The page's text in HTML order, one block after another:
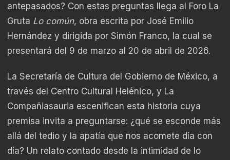
antepasados? Con estas preguntas llega al Foro La
Gruta Lo común, obra escrita por José Emilio
Hernández y dirigida por Simón Franco, la cual se
presentará del 9 de marzo al 20 de abril de 2026.
La Secretaría de Cultura del Gobierno de México, a
través del Centro Cultural Helénico, y La
Compañiasauria escenifican esta historia cuya
premisa invita a preguntarse: ¿qué se esconde más
allá del tedio y la apatía que nos acomete día con
día? Un relato contado desde la intimidad de lo